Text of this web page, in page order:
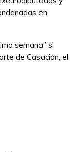
en
semana” si
de Casación, el